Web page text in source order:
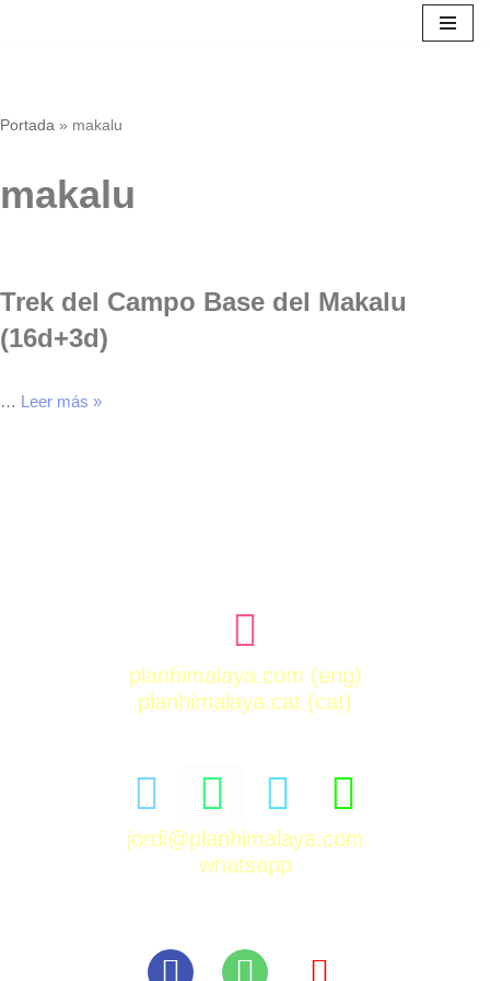
Portada » makalu
makalu
Trek del Campo Base del Makalu
(16d+3d)
… Leer más »
planhimalaya.com (eng)
planhimalaya.cat (cat)
jordi@planhimalaya.com
whatsapp